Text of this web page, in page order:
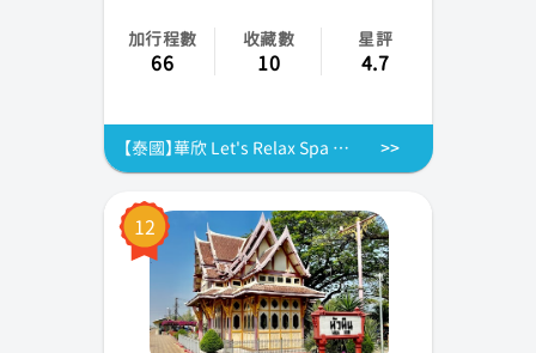
加行程數
66
收藏數
10
星評
4.7
【泰國】華欣 Let's Relax Spa 泰式按摩體驗
12